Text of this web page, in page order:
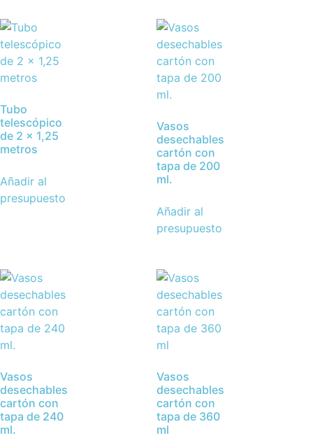
Tubo
telescópico
de 2 x 1,25
metros
Añadir al
presupuesto
Vasos
desechables
cartón con
tapa de 200
ml.
Añadir al
presupuesto
Vasos
desechables
cartón con
tapa de 240
ml.
Vasos
desechables
cartón con
tapa de 360
ml